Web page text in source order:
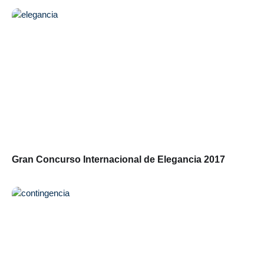
Gran Concurso Internacional de Elegancia 2017